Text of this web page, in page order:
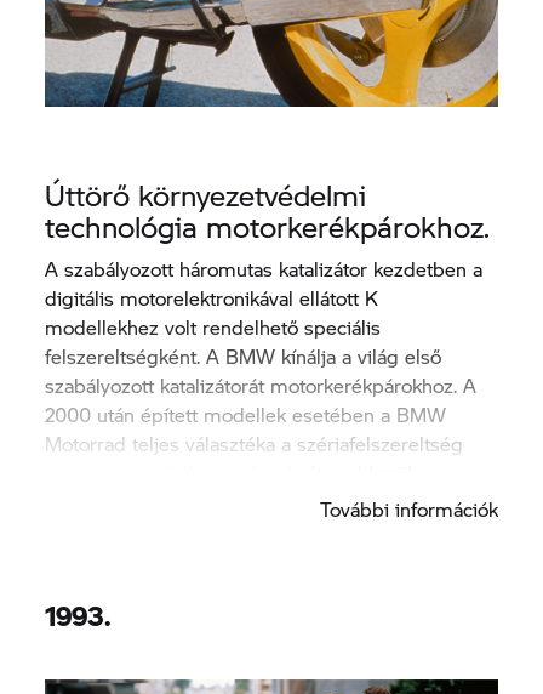
Úttörő környezetvédelmi
technológia motorkerékpárokhoz.
A szabályozott háromutas katalizátor kezdetben a
digitális motorelektronikával ellátott K
modellekhez volt rendelhető speciális
felszereltségként. A BMW kínálja a világ első
szabályozott katalizátorát motorkerékpárokhoz. A
2000 után épített modellek esetében a BMW
Motorrad teljes választéka a szériafelszereltség
További információk
1993.